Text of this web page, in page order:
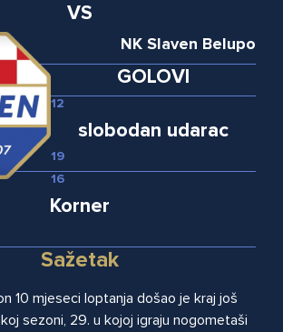
VS
NK Slaven Belupo
GOLOVI
12
slobodan udarac
19
16
Korner
Sažetak
10 mjeseci loptanja došao je kraj još
sezoni, 29. u kojoj igraju nogometaši